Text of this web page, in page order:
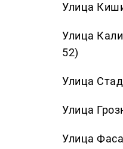
Улица
Улица
52)
Улица
Улица
Улица